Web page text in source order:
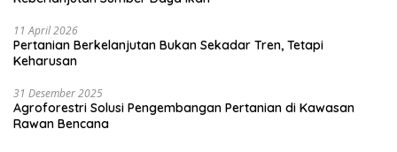
11 April 2026
Pertanian Berkelanjutan Bukan Sekadar Tren, Tetapi
Keharusan
31 Desember 2025
Agroforestri Solusi Pengembangan Pertanian di Kawasan
Rawan Bencana